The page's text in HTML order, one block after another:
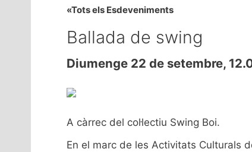
«Tots els Esdeveniments
Ballada de swing
Diumenge 22 de setembre,
A càrrec del col·lectiu Swing Boi.
En el marc de les Activitats Culturals